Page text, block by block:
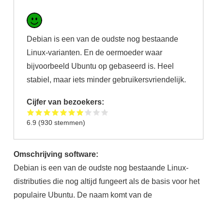
Debian is een van de oudste nog bestaande
Linux-varianten. En de oermoeder waar
bijvoorbeeld Ubuntu op gebaseerd is. Heel
stabiel, maar iets minder gebruikersvriendelijk.
Cijfer van bezoekers:
6.9 (930 stemmen)
Omschrijving software:
Debian is een van de oudste nog bestaande Linux-
distributies die nog altijd fungeert als de basis voor het
populaire Ubuntu. De naam komt van de